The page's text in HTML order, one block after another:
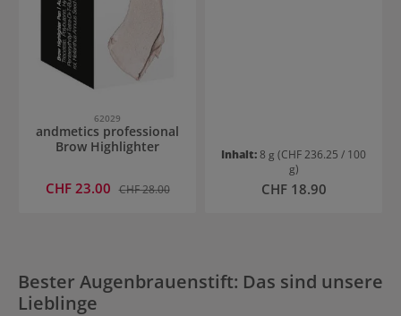
62029
andmetics professional
Brow Highlighter
Verkaufspreis:
CHF 23.00 Regulärer Preis:
CHF 28.00
Inhalt:8 g (CHF 236.25 / 100
g)
Regulärer Preis:
CHF 18.90
Bester Augenbrauenstift: Das sind unsere
Lieblinge